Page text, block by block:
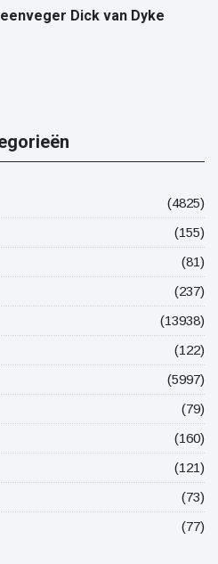
Dick van Dyke
(4825)
(155)
(81)
(237)
(13938)
(122)
(5997)
(79)
(160)
(121)
(73)
(77)